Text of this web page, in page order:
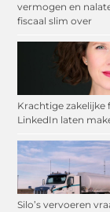
vermogen en
fiscaal slim over
Krachtige zakelijke
LinkedIn laten
Silo’s vervoeren